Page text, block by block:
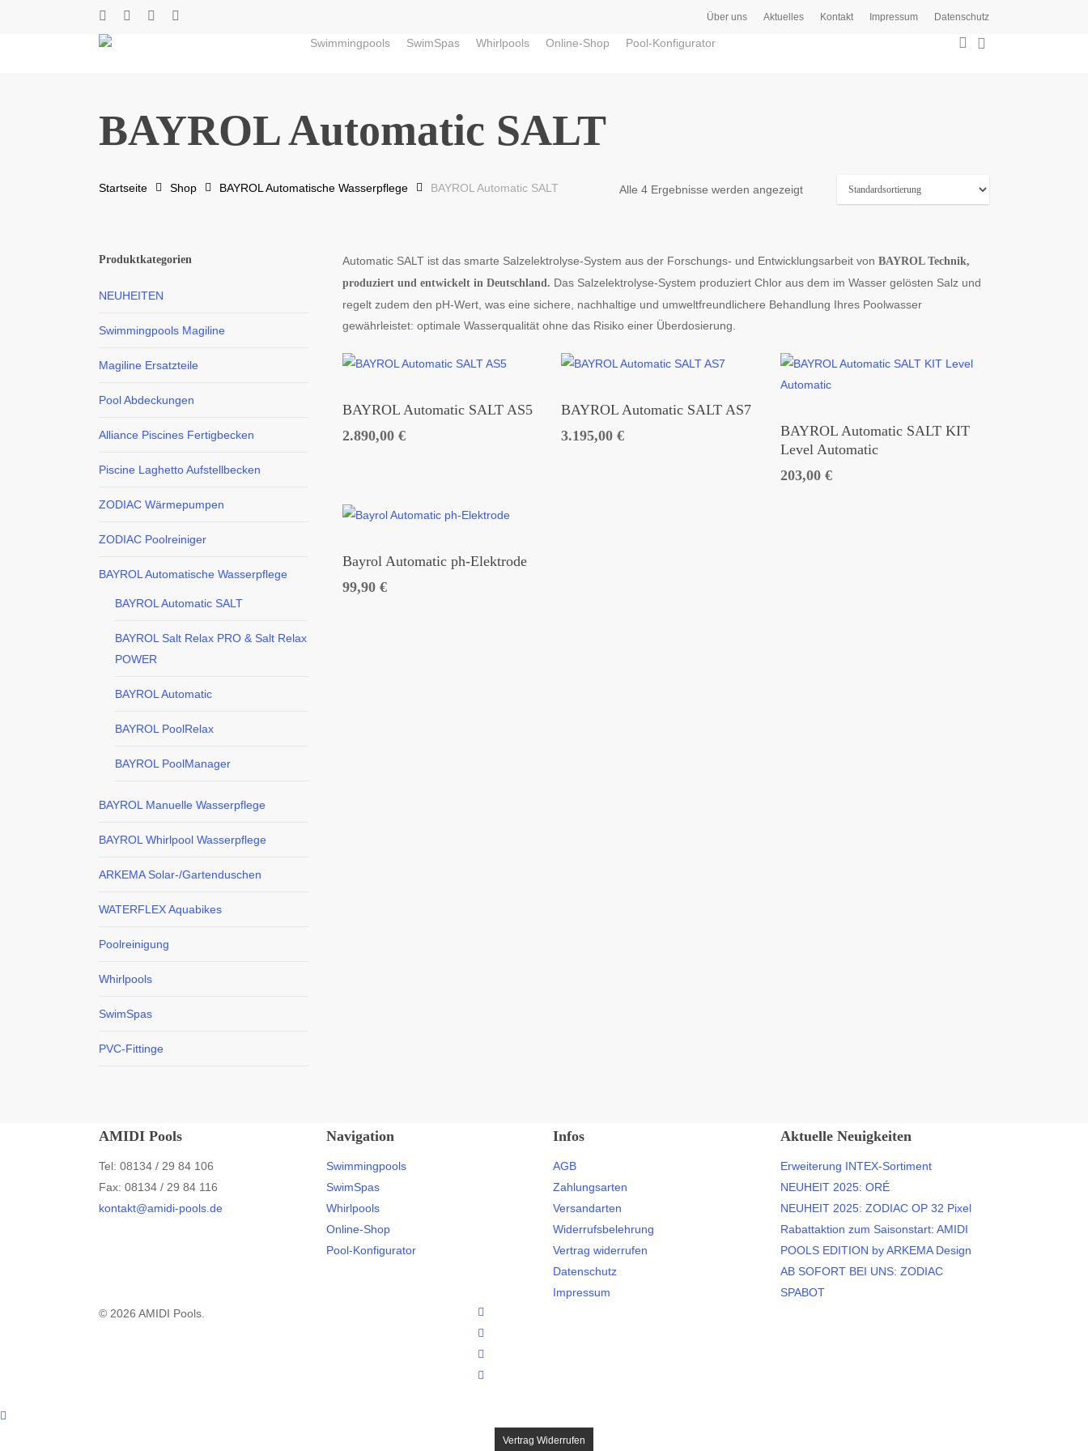
Über uns Aktuelles Kontakt Impressum Datenschutz
Swimmingpools SwimSpas Whirlpools Online-Shop Pool-Konfigurator search
BAYROL Automatic SALT
Alle 4 Ergebnisse werden angezeigt
Startseite Shop BAYROL Automatische Wasserpflege BAYROL Automatic SALT
Produktkategorien
NEUHEITEN
Swimmingpools Magiline
Magiline Ersatzteile
Pool Abdeckungen
Alliance Piscines Fertigbecken
Piscine Laghetto Aufstellbecken
ZODIAC Wärmepumpen
ZODIAC Poolreiniger
BAYROL Automatische Wasserpflege
BAYROL Automatic SALT
BAYROL Salt Relax PRO & Salt Relax
POWER
BAYROL Automatic
BAYROL PoolRelax
BAYROL PoolManager
BAYROL Manuelle Wasserpflege
BAYROL Whirlpool Wasserpflege
ARKEMA Solar-/Gartenduschen
WATERFLEX Aquabikes
Poolreinigung
Whirlpools
SwimSpas
PVC-Fittinge
Automatic SALT ist das smarte Salzelektrolyse-System aus der Forschungs- und Entwicklungsarbeit von BAYROL Technik,
produziert und entwickelt in Deutschland. Das Salzelektrolyse-System produziert Chlor aus dem im Wasser gelösten Salz und
regelt zudem den pH-Wert, was eine sichere, nachhaltige und umweltfreundlichere Behandlung Ihres Poolwasser
gewährleistet: optimale Wasserqualität ohne das Risiko einer Überdosierung.
BAYROL Automatic SALT AS5
2.890,00 €
BAYROL Automatic SALT AS7
3.195,00€
BAYROL Automatic SALT KIT
Level Automatic
203,00 €
Bayrol Automatic ph-Elektrode
99,90 €
AMIDI Pools
Tel: 08134 / 29 84 106
Fax: 08134 / 29 84 116
kontakt@amidi-pools.de
Navigation
Swimmingpools
SwimSpas
Whirlpools
Online-Shop
Pool-Konfigurator
Infos
AGB
Zahlungsarten
Versandarten
Widerrufsbelehrung
Vertrag widerrufen
Datenschutz
Impressum
Aktuelle Neuigkeiten
Erweiterung INTEX-Sortiment
NEUHEIT 2025: ORÉ
NEUHEIT 2025: ZODIAC OP 32 Pixel
Rabattaktion zum Saisonstart: AMIDI
POOLS EDITION by ARKEMA Design
AB SOFORT BEI UNS: ZODIAC
SPABOT
© 2026 AMIDI Pools.
twitter
facebook
youtube
instagram
Vertrag Widerrufen